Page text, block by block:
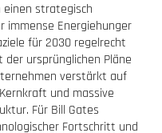
einen strategisch
immense Energiehunger
für 2030 regelrecht
ursprünglichen Pläne
verstärkt auf
und massive
Für Bill Gates
Fortschritt und